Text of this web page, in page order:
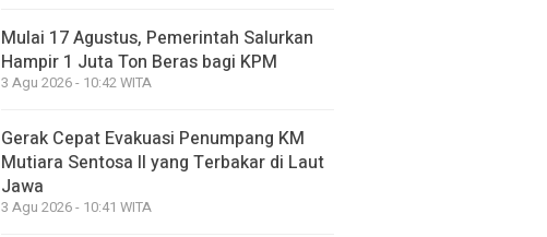
Mulai 17 Agustus, Pemerintah Salurkan
Hampir 1 Juta Ton Beras bagi KPM
3 Agu 2026 - 10:42 WITA
Gerak Cepat Evakuasi Penumpang KM
Mutiara Sentosa II yang Terbakar di Laut
Jawa
3 Agu 2026 - 10:41 WITA